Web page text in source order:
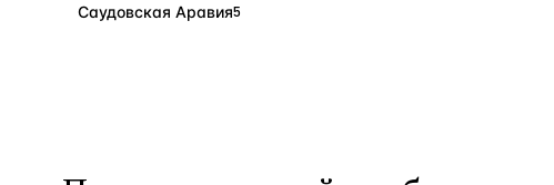
Саудовская Аравия5